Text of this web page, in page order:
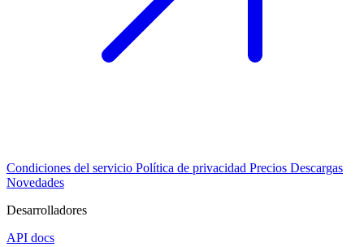
Condiciones del servicio Política de privacidad Precios Descargas
Novedades
Desarrolladores
API docs